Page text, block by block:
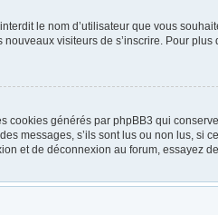
le nom d’utilisateur que vous
visiteurs de s’inscrire. Pour plus
cookies générés par phpBB3 qui
messages, s’ils sont lus ou non lus, si
et de déconnexion au forum, essayez